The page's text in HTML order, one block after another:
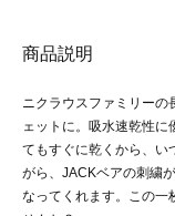
商品説明
ニクラウスファミリーの
ェットに。吸水速乾性
てもすぐに乾くから、い
がら、JACKベアの刺繍
なってくれます。この一